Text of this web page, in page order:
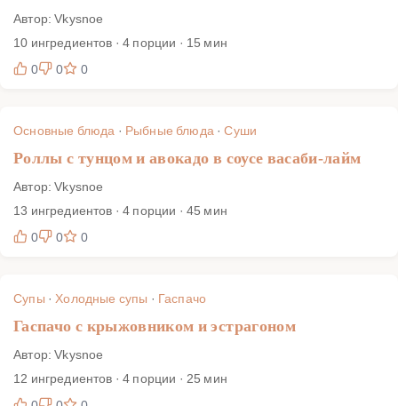
Автор: Vkysnoe
10 ингредиентов · 4 порции · 15 мин
0
0 0
Основные блюда · Рыбные блюда·Суши
Роллы с тунцом и авокадо в соусе васаби-лайм
Автор: Vkysnoe
13 ингредиентов · 4 порции · 45 мин
0
0 0
Супы ·Холодные супы · Гаспачо
Гаспачо с крыжовником и эстрагоном
Автор: Vkysnoe
12 ингредиентов · 4 порции · 25 мин